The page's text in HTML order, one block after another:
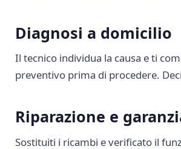
Diagnosi a domicilio
Il tecnico individua la causa e ti
preventivo prima di procedere.
Riparazione e
Sostituiti i ricambi e verificato il